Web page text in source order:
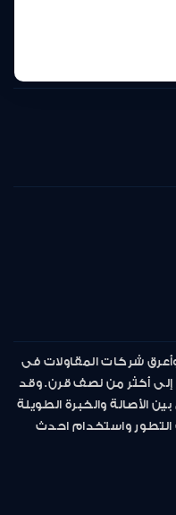
شركات المقاولات فى
إلى أكثر من نصف قرن. وقد
الأصالة والخبرة الطويلة
واستخدام احدث